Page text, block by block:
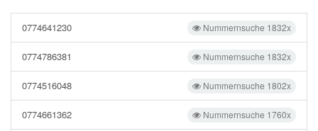
Nummernsuche 1832x
0774641230
Nummernsuche 1832x
0774786381
Nummernsuche 1802x
0774516048
Nummernsuche 1760x
0774661362